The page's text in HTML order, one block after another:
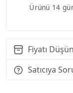
Ürünü 14
Fiyatı
Satıcıya